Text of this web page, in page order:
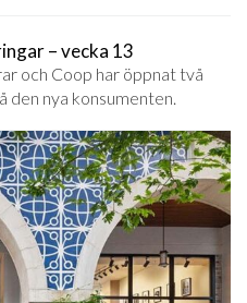
– vecka 13
och Coop har öppnat två
den nya konsumenten.